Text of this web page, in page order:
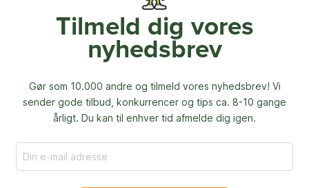
Tilmeld dig vores
nyhedsbrev
Gør som 10.000 andre og tilmeld vores nyhedsbrev! Vi
sender gode tilbud, konkurrencer og tips ca. 8-10 gange
årligt. Du kan til enhver tid afmelde dig igen.